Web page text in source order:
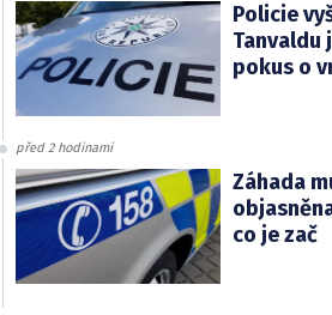
Policie
Tanvaldu
pokus o
před 2 hodinami
Záhada
co je zač